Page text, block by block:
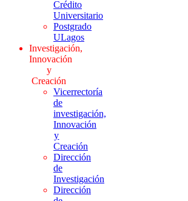
Crédito
Universitario
Postgrado
ULagos
Investigación,
Innovación
y
Creación
Vicerrectoría
de
investigación,
Innovación
y
Creación
Dirección
de
Investigación
Dirección